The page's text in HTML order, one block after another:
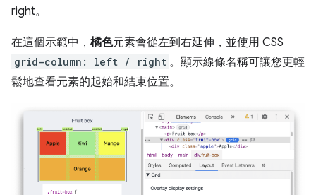
right。
在這個示範中， 橘色元素會從左到右延伸，並使用 CSS
grid-column: left / right 。顯示線條名稱可讓您更輕
鬆地查看元素的起始和結束位置。